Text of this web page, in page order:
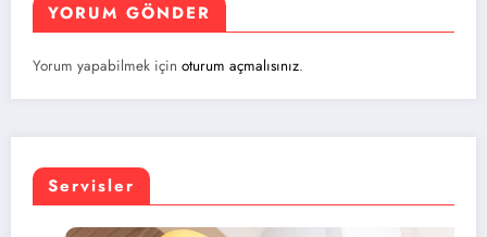
YORUM GÖNDER
Yorum yapabilmek için oturum açmalısınız.
Servisler